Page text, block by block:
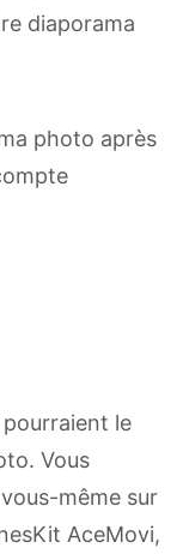
diaporama
photo après
pourraient le
Vous
même sur
AceMovi,